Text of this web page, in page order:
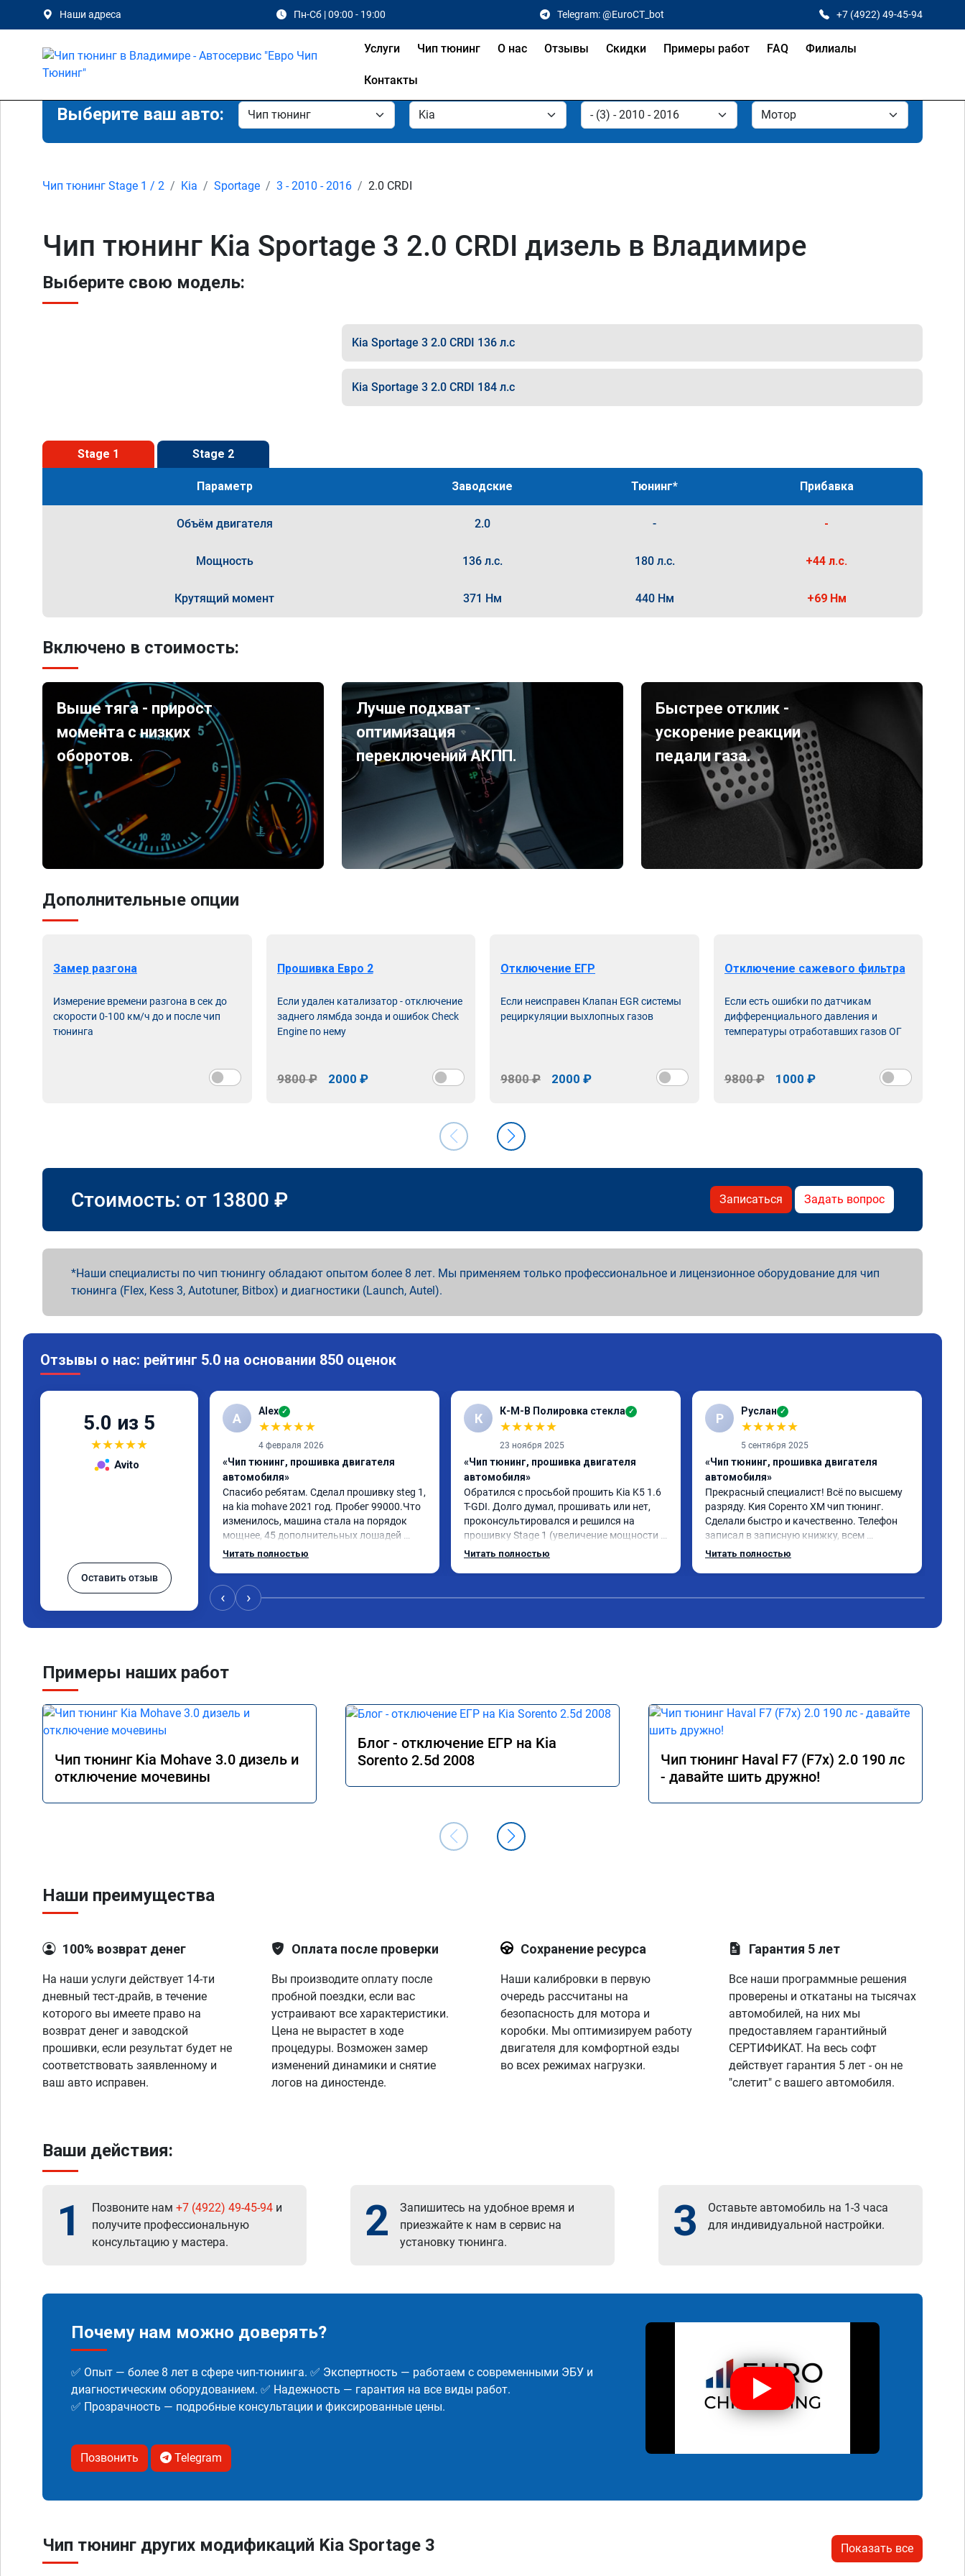
Наши адреса Пн-Сб | 09:00 - 19:00 Telegram: @EuroCT_bot +7 (4922) 49-45-94
Услуги Чип тюнинг О нас Отзывы Скидки Примеры работ FAQ Филиалы
Контакты
Выберите ваш авто:
Чип тюнинг Stage 1 / 2 Kia Sportage 3 - 2010 - 2016 2.0 CRDI
Чип тюнинг Kia Sportage 3 2.0 CRDI дизель в Владимире
Выберите свою модель:
Kia Sportage 3 2.0 CRDI 136 л.с
Kia Sportage 3 2.0 CRDI 184 л.с
Stage 1 Stage 2
Параметр Заводские Тюнинг* Прибавка
Объём двигателя 2.0 - -
Мощность 136 л.с. 180 л.с. +44 л.с.
Крутящий момент 371 Нм 440 Нм +69 Нм
Включено в стоимость:
Выше тяга - прирост
момента с низких
оборотов.
Лучше подхват -
оптимизация
переключений АКПП.
Быстрее отклик -
ускорение реакции
педали газа.
Дополнительные опции
Замер разгона
Измерение времени разгона в сек до
скорости 0-100 км/ч до и после чип
тюнинга
Прошивка Евро 2
Если удален катализатор - отключение
заднего лямбда зонда и ошибок Check
Engine по нему
9800 ₽ 2000 ₽
Отключение ЕГР
Если неисправен Клапан EGR системы
рециркуляции выхлопных газов
9800 ₽ 2000 ₽
Отключение сажевого фильтра
Если есть ошибки по датчикам
дифференциального давления и
температуры отработавших газов ОГ
9800 ₽ 1000 ₽
Стоимость: от 13800 ₽ Записаться Задать вопрос
Наши специалисты по чип тюнингу обладают опытом более 8 лет. Мы применяем только профессиональное и лицензионное оборудование для чип
тюнинга (Flex, Kess 3, Autotuner, Bitbox) и диагностики (Launch, Autel).
Отзывы о нас: рейтинг 5.0 на основании 850 оценок
5.0 из 5
★★★★★
Avito
Оставить отзыв
A Alex ✓
★★★★★
4 февраля 2026
«Чип тюнинг, прошивка двигателя
автомобиля»
Спасибо ребятам. Сделал прошивку steg 1,
на kia mohave 2021 год. Пробег 99000.Что
изменилось, машина стала на порядок
мощнее, 45 дополнительных лошадей
существенно чувствуется и
15 город, уже три дня катаюсь, держит 12-
12.5. Коробка перестала подпинывать при
Читать полностью
К К-М-В Полировка стекла ✓
★★★★★
23 ноября 2025
«Чип тюнинг, прошивка двигателя
автомобиля»
Обратился с просьбой прошить Kia K5 1.6
T-GDI. Долго думал, прошивать или нет,
проконсультировался и решился на
прошивку Stage 1 (увеличение мощности и
отзывчивости с сохранением всех
в данном режиме - отличный способ
необходимости давать "тапок в пол". В
общем и целом прошивкой доволен,
отличный результат. Рекомендую
Читать полностью
Р Руслан ✓
★★★★★
5 сентября 2025
«Чип тюнинг, прошивка двигателя
автомобиля»
Прекрасный специалист! Всё по высшему
разряду. Кия Соренто XM чип тюнинг.
Сделали быстро и качественно. Телефон
записал в записную книжку, всем
рекомендую! Еще вот поеду в ближайшее
Читать полностью
‹ ›
Примеры наших работ
Чип тюнинг Kia Mohave 3.0 дизель и
отключение мочевины
Блог - отключение ЕГР на Kia
Sorento 2.5d 2008
Чип тюнинг Haval F7 (F7x) 2.0 190 лс
- давайте шить дружно!
Наши преимущества
100% возврат денег
На наши услуги действует 14-ти
дневный тест-драйв, в течение
которого вы имеете право на
возврат денег и заводской
прошивки, если результат будет не
соответствовать заявленному и
ваш авто исправен.
Оплата после проверки
Вы производите оплату после
пробной поездки, если вас
устраивают все характеристики.
Цена не вырастет в ходе
процедуры. Возможен замер
изменений динамики и снятие
логов на диностенде.
Сохранение ресурса
Наши калибровки в первую
очередь рассчитаны на
безопасность для мотора и
коробки. Мы оптимизируем работу
двигателя для комфортной езды
во всех режимах нагрузки.
Гарантия 5 лет
Все наши программные решения
проверены и откатаны на тысячах
автомобилей, на них мы
предоставляем гарантийный
СЕРТИФИКАТ. На весь софт
действует гарантия 5 лет - он не
"слетит" с вашего автомобиля.
Ваши действия:
1 Позвоните нам +7 (4922) 49-45-94 и
получите профессиональную
консультацию у мастера.
2
Запишитесь на удобное время и
приезжайте к нам в сервис на
установку тюнинга.
3
Оставьте автомобиль на 1-3 часа
для индивидуальной настройки.
Почему нам можно доверять?
✅ Опыт — более 8 лет в сфере чип-тюнинга. ✅ Экспертность — работаем с современными ЭБУ и
диагностическим оборудованием. ✅ Надежность — гарантия на все виды работ.
✅ Прозрачность — подробные консультации и фиксированные цены.
Позвонить Telegram
Чип тюнинг других модификаций Kia Sportage 3 Показать все